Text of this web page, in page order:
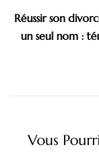
Réussir son
un seul nom :
Vous